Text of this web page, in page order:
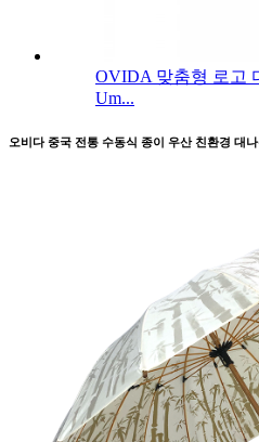
OVIDA 맞춤형 로고
Um...
오비다 중국 전통 수동식 종이 우산 친환경 대